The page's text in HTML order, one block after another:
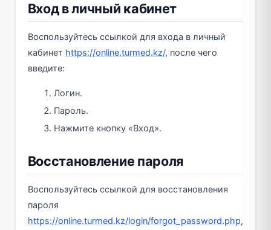
Вход в личный кабинет
Воспользуйтесь ссылкой для входа в личный
кабинет https://online.turmed.kz/, после чего
введите:
Логин.
Пароль.
Нажмите кнопку «Вход».
Восстановление пароля
Воспользуйтесь ссылкой для восстановления
пароля
https://online.turmed.kz/login/forgot_password.php,